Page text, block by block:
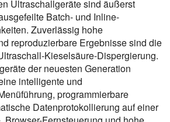
Ultraschallgeräte sind äußerst
Batch- und Inline-
Zuverlässig hohe
reproduzierbare Ergebnisse sind die
Kieselsäure-Dispergierung.
der neuesten Generation
intelligente und
programmierbare
Datenprotokollierung auf einer